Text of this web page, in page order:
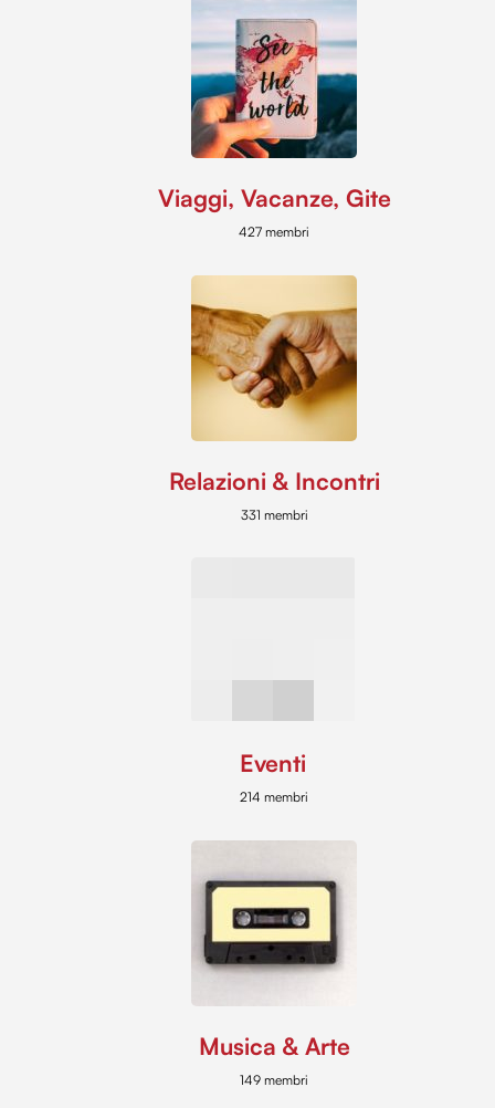
Viaggi, Vacanze, Gite
427 membri
Relazioni & Incontri
331 membri
Eventi
214 membri
Musica & Arte
149 membri